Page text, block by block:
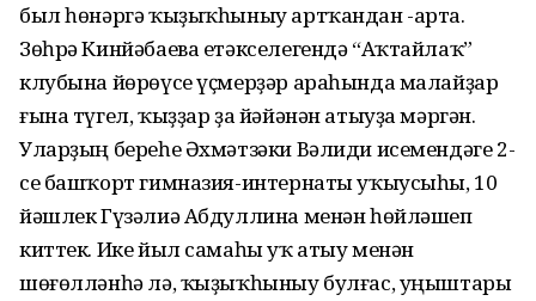
был һөнәргә ҡыҙыҡһыныу артҡандан -арта.
Зөһрә Кинйәбаева етәкселегендә “Аҡтайлаҡ”
клубына йөрөүсе үҫмерҙәр араһында малайҙар
ғына түгел, ҡыҙҙар ҙа йәйәнән атыуҙа мәргән.
Уларҙың береһе Әхмәтзәки Вәлиди исемендәге 2-
се башҡорт гимназия-интернаты уҡыусыһы, 10
йәшлек Гүзәлиә Абдуллина менән һөйләшеп
киттек. Ике йыл самаһы уҡ атыу менән
шөғөлләнһә лә, ҡыҙыҡһыныу булғас, уңыштары